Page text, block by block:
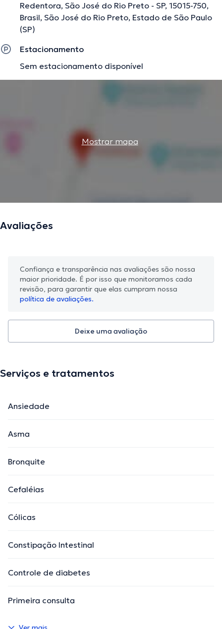
Redentora, São José do Rio Preto - SP, 15015-750,
Brasil, São José do Rio Preto, Estado de São Paulo
(SP)
Estacionamento
Sem estacionamento disponível
Mostrar mapa
Avaliações
Confiança e transparência nas avaliações são nossa
maior prioridade. É por isso que monitoramos cada
revisão, para garantir que elas cumpram nossa
política de avaliações.
Deixe uma avaliação
Serviços e tratamentos
Ansiedade
Asma
Bronquite
Cefaléias
Cólicas
Constipação Intestinal
Controle de diabetes
Primeira consulta